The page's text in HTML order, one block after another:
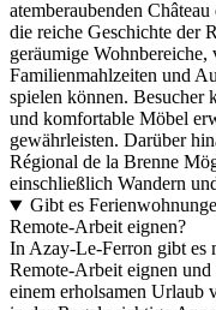
atemberaubenden
die reiche Geschichte der
geräumige
Familienmahlzeiten und
spielen können.
und komfortable Möbel
gewährleisten. Darüber
Régional de la Brenne
einschließlich Wandern
Gibt es
Remote-Arbeit eignen?
In Azay-Le-Ferron gibt es
Remote-Arbeit eignen
einem erholsamen Urlaub